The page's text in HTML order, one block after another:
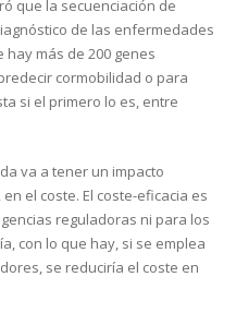
que la secuenciación de
de las enfermedades
hay más de 200 genes
cormobilidad o para
si el primero lo es, entre
va a tener un impacto
el coste. El coste-eficacia es
reguladoras ni para los
con lo que hay, si se emplea
se reduciría el coste en